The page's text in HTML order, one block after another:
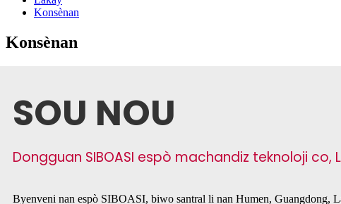
Konsènan
Konsènan
SOU NOU
Dongguan SIBOASI espò machandiz teknoloji co,
Byenveni nan espò SIBOASI, biwo santral li nan Humen, Guangdong,